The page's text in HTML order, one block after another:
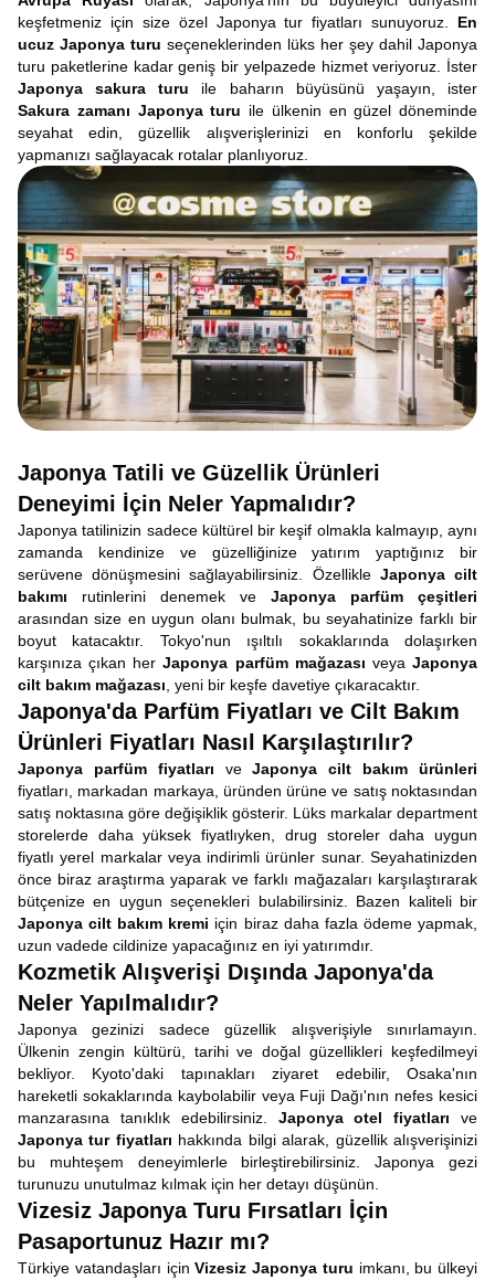
keşfetmeniz için size özel Japonya tur fiyatları sunuyoruz. En
ucuz Japonya turu seçeneklerinden lüks her şey dahil Japonya
turu paketlerine kadar geniş bir yelpazede hizmet veriyoruz. İster
Japonya sakura turu ile baharın büyüsünü yaşayın, ister
Sakura zamanı Japonya turu ile ülkenin en güzel döneminde
seyahat edin, güzellik alışverişlerinizi en konforlu şekilde
yapmanızı sağlayacak rotalar planlıyoruz.
Japonya Tatili ve Güzellik Ürünleri
Deneyimi İçin Neler Yapmalıdır?
Japonya tatilinizin sadece kültürel bir keşif olmakla kalmayıp, aynı
zamanda kendinize ve güzelliğinize yatırım yaptığınız bir
serüvene dönüşmesini sağlayabilirsiniz. Özellikle Japonya cilt
bakımı rutinlerini denemek ve Japonya parfüm çeşitleri
arasından size en uygun olanı bulmak, bu seyahatinize farklı bir
boyut katacaktır. Tokyo'nun ışıltılı sokaklarında dolaşırken
karşınıza çıkan herJaponya parfüm mağazası veyaJaponya
cilt bakım mağazası , yeni bir keşfe davetiye çıkaracaktır.
Japonya'da Parfüm Fiyatları ve Cilt Bakım
Ürünleri Fiyatları Nasıl Karşılaştırılır?
Japonya parfüm fiyatları veJaponya cilt bakım ürünleri
fiyatları, markadan markaya, üründen ürüne ve satış noktasından
satış noktasına göre değişiklik gösterir. Lüks markalar department
storelerde daha yüksek fiyatlıyken, drug storeler daha uygun
fiyatlı yerel markalar veya indirimli ürünler sunar. Seyahatinizden
önce biraz araştırma yaparak ve farklı mağazaları karşılaştırarak
bütçenize en uygun seçenekleri bulabilirsiniz. Bazen kaliteli bir
Japonya cilt bakım kremi için biraz daha fazla ödeme yapmak,
uzun vadede cildinize yapacağınız en iyi yatırımdır.
Kozmetik Alışverişi Dışında Japonya'da
Neler Yapılmalıdır?
Japonya gezinizi sadece güzellik alışverişiyle sınırlamayın.
Ülkenin zengin kültürü, tarihi ve doğal güzellikleri keşfedilmeyi
bekliyor. Kyoto'daki tapınakları ziyaret edebilir, Osaka'nın
hareketli sokaklarında kaybolabilir veya Fuji Dağı'nın nefes kesici
manzarasına tanıklık edebilirsiniz. Japonya otel fiyatları ve
Japonya tur fiyatları hakkında bilgi alarak, güzellik alışverişinizi
bu muhteşem deneyimlerle birleştirebilirsiniz. Japonya gezi
turunuzu unutulmaz kılmak için her detayı düşünün.
Vizesiz Japonya Turu Fırsatları İçin
Pasaportunuz Hazır mı?
Türkiye vatandaşları içinVizesiz Japonya turu imkanı, bu ülkeyi